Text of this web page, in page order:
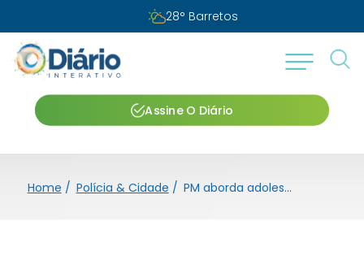
28° Barretos
Assine O Diário
Home / Polícia & Cidade / PM aborda adolescentes traficando no Barretos 2